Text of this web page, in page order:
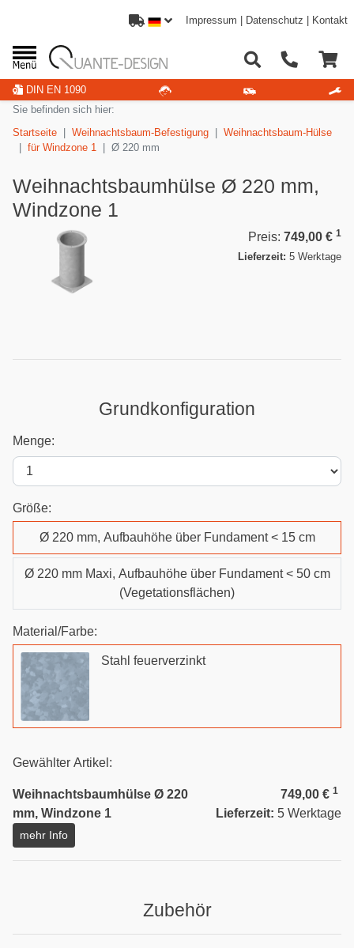
Impressum Datenschutz Kontakt
DIN EN 1090
Sie befinden sich hier:
Startseite
Weihnachtsbaum-Befestigung
Weihnachtsbaum-Hülse
für Windzone 1
Ø 220 mm
Weihnachtsbaumhülse Ø 220 mm,
Windzone 1
Preis: 749,00 € 1
Lieferzeit: 5 Werktage
Grundkonfiguration
Menge:
Größe:
Ø 220 mm, Aufbauhöhe über Fundament < 15 cm
Ø 220 mm Maxi, Aufbauhöhe über Fundament < 50 cm
(Vegetationsflächen)
Material/Farbe:
Stahl feuerverzinkt
Gewählter Artikel:
Weihnachtsbaumhülse Ø 220
mm, Windzone 1
mehr Info
749,00 € 1
Lieferzeit: 5 Werktage
Zubehör